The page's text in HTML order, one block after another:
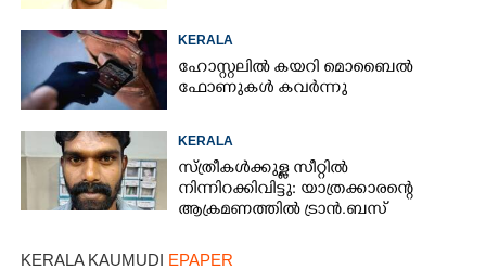
KERALA
ഹോസ്റ്റലിൽ കയറി മൊബൈൽ
ഫോണുകൾ കവർന്നു
KERALA
സ്ത്രീകൾക്കുള്ള സീറ്റിൽ
നിന്നിറക്കിവിട്ടു: യാത്രക്കാരന്റെ
ആക്രമണത്തിൽ ട്രാൻ.ബസ്
KERALA KAUMUDI EPAPER